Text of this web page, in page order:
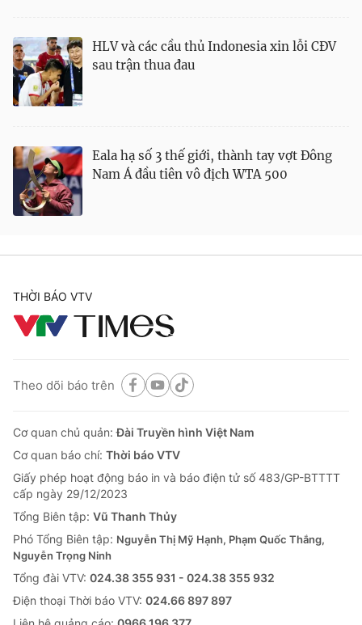
® Cấm sao chép dưới mọi hình thức nếu không có sự chấp
thuận bằng văn bản. Ghi rõ nguồn VTV.vn khi phát hành lại
thông tin từ website này.
HLV và các cầu thủ Indonesia xin lỗi CĐV
sau trận thua đau
Eala hạ số 3 thế giới, thành tay vợt Đông
Nam Á đầu tiên vô địch WTA 500
THỜI BÁO VTV
Theo dõi báo trên
Cơ quan chủ quản:Đài Truyền hình Việt Nam
Cơ quan báo chí: Thời báo VTV
Giấy phép hoạt động báo in và báo điện tử số 483/GP-BTTTT
cấp ngày 29/12/2023
Tổng Biên tập: Vũ Thanh Thủy
Phó Tổng Biên tập: Nguyễn Thị Mỹ Hạnh, Phạm Quốc Thắng,
Nguyễn Trọng Ninh
Tổng đài VTV: 024.38 355 931 - 024.38 355 932
Ðiện thoại Thời báo VTV: 024.66 897 897